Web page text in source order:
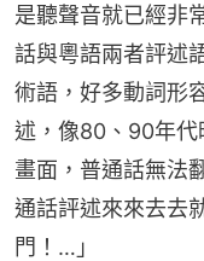
是聽聲音就已經非
話與粵語兩者評述
術語，好多動詞形
述，像80、90年代
畫面，普通話無法
通話評述來來去去
門！…」